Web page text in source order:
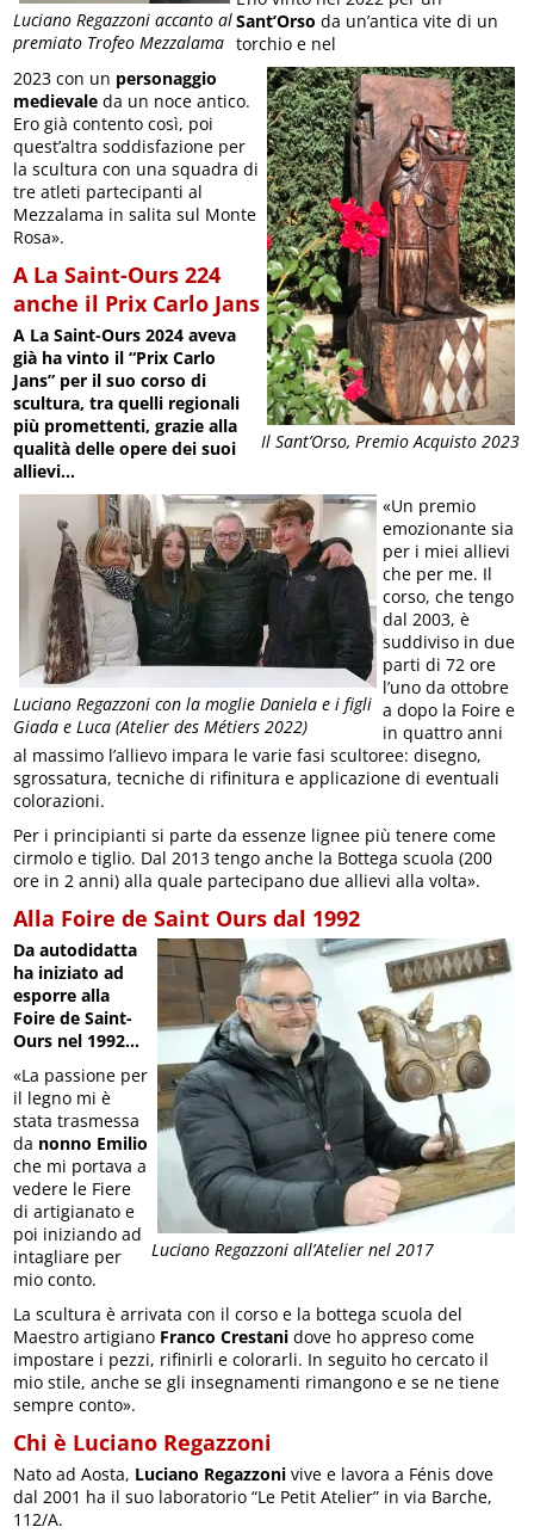
Luciano Regazzoni accanto al
premiato Trofeo Mezzalama
Sant’Orso da un’antica vite di un
torchio e nel
Il Sant’Orso, Premio Acquisto 2023
2023 con un personaggio
medievale da un noce antico.
Ero già contento così, poi
quest’altra soddisfazione per
la scultura con una squadra di
tre atleti partecipanti al
Mezzalama in salita sul Monte
Rosa».
A La Saint-Ours 224
anche il Prix Carlo Jans
A La Saint-Ours 2024 aveva
già ha vinto il “Prix Carlo
Jans” per il suo corso di
scultura, tra quelli regionali
più promettenti, grazie alla
qualità delle opere dei suoi
allievi…
Luciano Regazzoni con la moglie Daniela e i figli
Giada e Luca (Atelier des Métiers 2022)
«Un premio
emozionante sia
per i miei allievi
che per me. Il
corso, che tengo
dal 2003, è
suddiviso in due
parti di 72 ore
l’uno da ottobre
a dopo la Foire e
in quattro anni
al massimo l’allievo impara le varie fasi scultoree: disegno,
sgrossatura, tecniche di rifinitura e applicazione di eventuali
colorazioni.
Per i principianti si parte da essenze lignee più tenere come
cirmolo e tiglio. Dal 2013 tengo anche la Bottega scuola (200
ore in 2 anni) alla quale partecipano due allievi alla volta».
Alla Foire de Saint Ours dal 1992
Luciano Regazzoni all’Atelier nel 2017
Da autodidatta
ha iniziato ad
esporre alla
Foire de Saint-
Ours nel 1992…
«La passione per
il legno mi è
stata trasmessa
da nonno Emilio
che mi portava a
vedere le Fiere
di artigianato e
poi iniziando ad
intagliare per
mio conto.
La scultura è arrivata con il corso e la bottega scuola del
Maestro artigiano Franco Crestani dove ho appreso come
impostare i pezzi, rifinirli e colorarli. In seguito ho cercato il
mio stile, anche se gli insegnamenti rimangono e se ne tiene
sempre conto».
Chi è Luciano Regazzoni
Nato ad Aosta, Luciano Regazzoni vive e lavora a Fénis dove
dal 2001 ha il suo laboratorio “Le Petit Atelier” in via Barche,
112/A.